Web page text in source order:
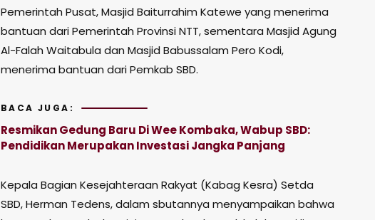
Pemerintah Pusat, Masjid Baiturrahim Katewe yang menerima
bantuan dari Pemerintah Provinsi NTT, sementara Masjid Agung
Al-Falah Waitabula dan Masjid Babussalam Pero Kodi,
menerima bantuan dari Pemkab SBD.
BACA JUGA:
Resmikan Gedung Baru Di Wee Kombaka, Wabup SBD:
Pendidikan Merupakan Investasi Jangka Panjang
Kepala Bagian Kesejahteraan Rakyat (Kabag Kesra) Setda
SBD, Herman Tedens, dalam sbutannya menyampaikan bahwa